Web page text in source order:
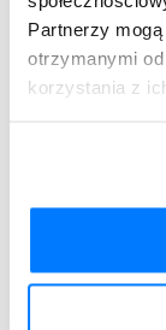
Partnerzy
otrzymanymi
korzystania z
reakcja
skórna,
wymagają
długotrwałym
gorączka;